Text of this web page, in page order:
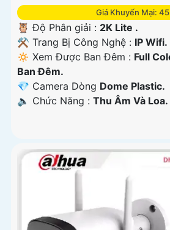
Giá Khuyến Mại:
🦉 Độ Phân giải : 2K Lite .
⚒ Trang Bị Công Nghệ : IP Wifi.
🔅 Xem Được Ban Đêm : Full
Ban Ðêm.
💎 Camera Dòng Dome Plastic.
️🔈 Chức Năng : Thu Âm Và Loa.